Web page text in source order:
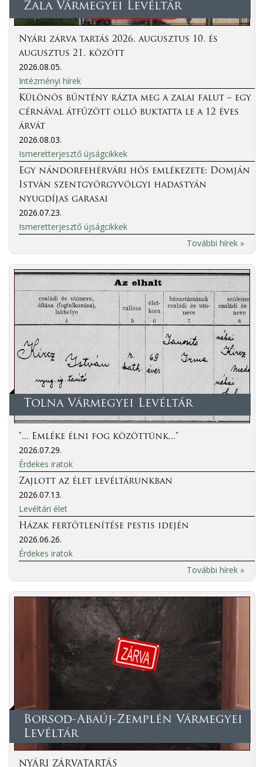
Zala Vármegyei Levéltár
Nyári zárva tartás 2026. augusztus 10. és
augusztus 21. között
2026.08.05.
Intézményi hírek
Különös bűntény rázta meg a zalai falut – egy
cérnával átfűzött olló buktatta le a 12 éves
árvát
2026.08.03.
Ismeretterjesztő újságcikkek
Egy nándorfehérvári hős emlékezete: Domján
István szentgyörgyvölgyi hadastyán
nyugdíjas garasai
2026.07.23.
Ismeretterjesztő újságcikkek
További hírek »
Tolna Vármegyei Levéltár
"... Emléke élni fog közöttünk..."
2026.07.29.
Érdekes iratok
Zajlott az élet levéltárunkban
2026.07.13.
Levéltári élet
Házak fertőtlenítése pestis idején
2026.06.26.
Érdekes iratok
További hírek »
Borsod-Abaúj-Zemplén Vármegyei
Levéltár
NYÁRI ZÁRVATARTÁS